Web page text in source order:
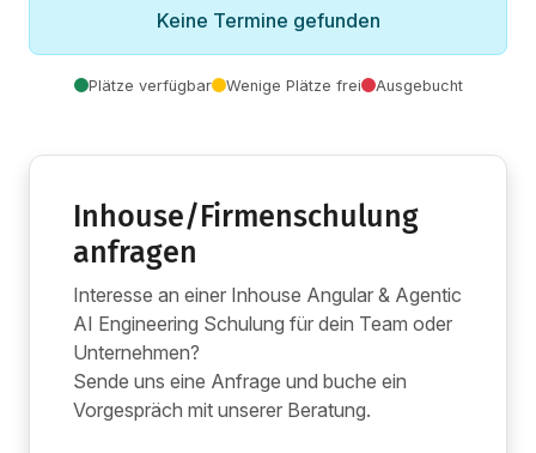
Keine Termine gefunden
Plätze verfügbar Wenige Plätze frei Ausgebucht
Inhouse/Firmenschulung
anfragen
Interesse an einer Inhouse Angular & Agentic
AI Engineering Schulung für dein Team oder
Unternehmen?
Sende uns eine Anfrage und buche ein
Vorgespräch mit unserer Beratung.